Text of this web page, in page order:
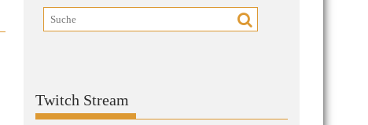
Twitch Stream